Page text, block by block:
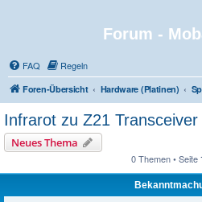
Forum -
FAQ Regeln
Foren-Übersicht Hardware (Platinen)
Infrarot zu Z21 Transceiver
Neues Thema
0 Themen • Seite